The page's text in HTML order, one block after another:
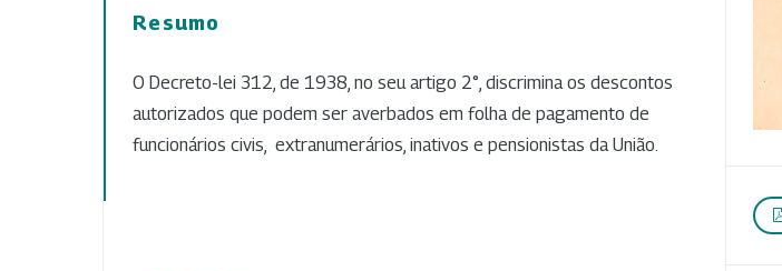
Resumo
O Decreto-lei 312, de 1938, no seu artigo 2°, discrimina os descontos
autorizados que podem ser averbados em folha de pagamento de
funcionários civis, extranumerários, inativos e pensionistas da União.